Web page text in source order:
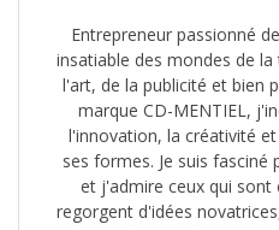
Entrepreneur passionné
insatiable des mondes de
l'art, de la publicité et bien
marque CD-MENTIEL,
l'innovation, la créativité
ses formes. Je suis fasciné
et j'admire ceux qui sont
regorgent d'idées